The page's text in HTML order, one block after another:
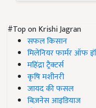
#Top on Krishi Jagran
सफल किसान
मिलेनियर फार्मर ऑफ
महिंद्रा ट्रैक्टर्स
कृषि मशीनरी
जायद की फसल
बिज़नेस आइडियाज